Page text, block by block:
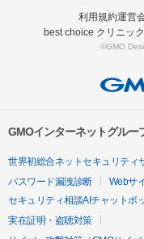
利用規約運営
best choice クリニッ
©GMO
GMOインターネットグルー
世界初総合ネットセキュリティ
パスワード漏洩診断
Webサ
セキュリティ相談AIチャットボ
実在証明・盗聴対策